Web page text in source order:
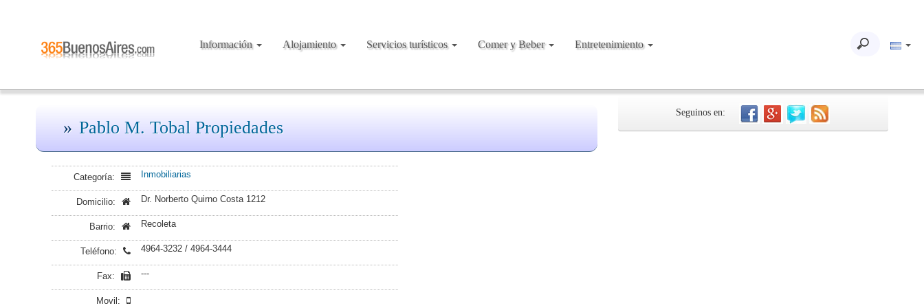
Información Alojamiento Servicios turísticos Comer y Beber Entretenimiento
Pablo M. Tobal Propiedades
Categoría: Inmobiliarias
Domicilio: Dr. Norberto Quirno Costa 1212
Barrio: Recoleta
Teléfono: 4964-3232 / 4964-3444
Fax: ---
Movil:
Seguinos en: